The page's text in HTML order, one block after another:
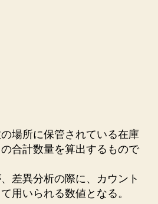
場所に保管されている在庫
合計数量を算出するもので
差異分析の際に、カウント
用いられる数値となる。